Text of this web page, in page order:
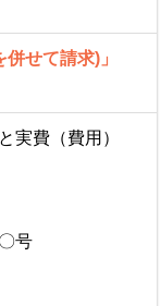
せて請求)」
実費（費用）
号